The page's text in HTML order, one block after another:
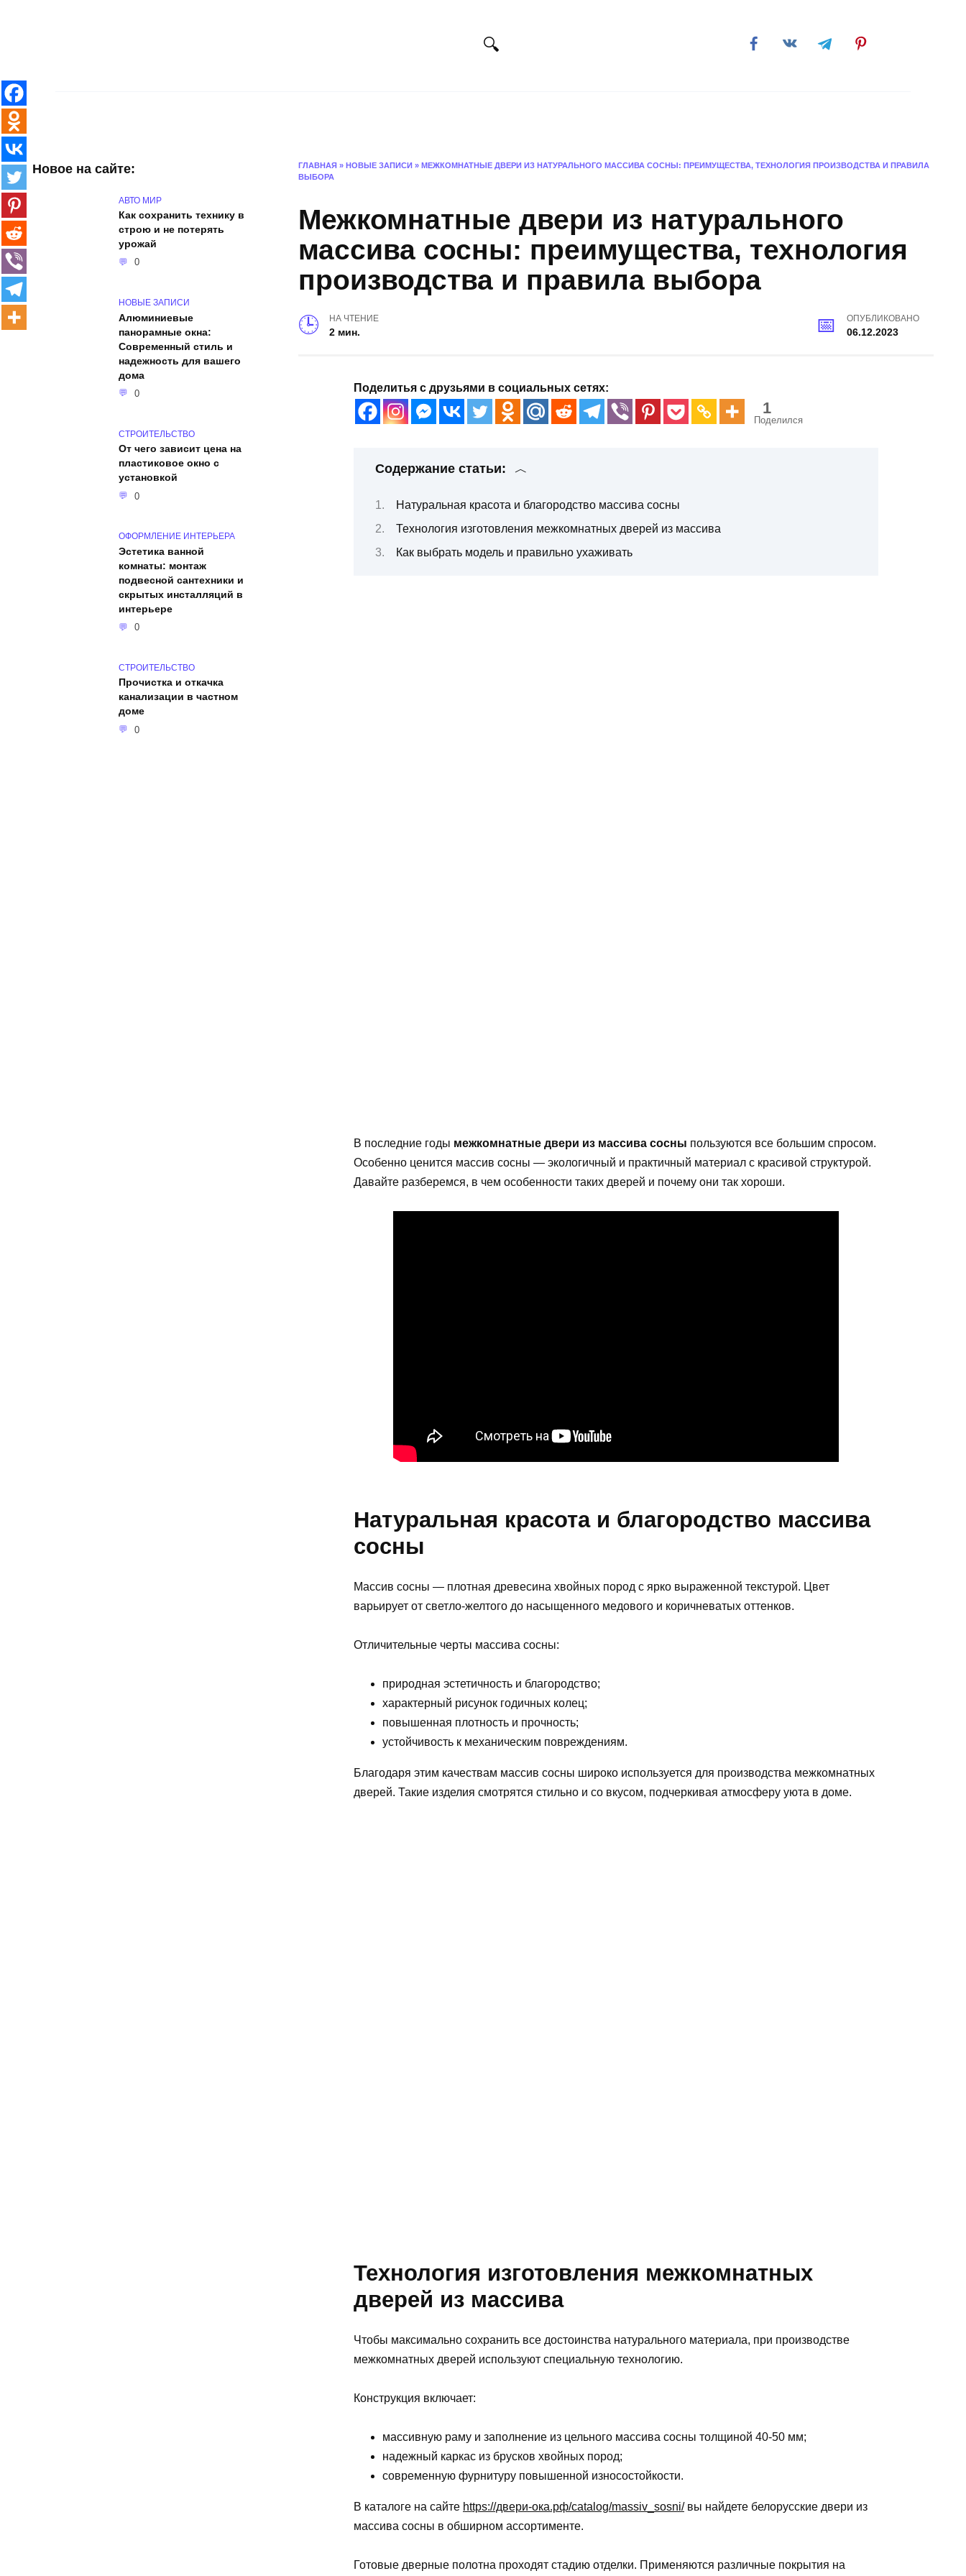
ГЛАВНАЯ » НОВЫЕ ЗАПИСИ » МЕЖКОМНАТНЫЕ ДВЕРИ ИЗ НАТУРАЛЬНОГО МАССИВА СОСНЫ: ПРЕИМУЩЕСТВА, ТЕХНОЛОГИЯ ПРОИЗВОДСТВА И ПРАВИЛА
ВЫБОРА
Межкомнатные двери из натурального
массива сосны: преимущества, технология
производства и правила выбора
НА ЧТЕНИЕ
2 мин.
ОПУБЛИКОВАНО
06.12.2023
Поделитья с друзьями в социальных сетях:
1
Поделился
Содержание статьи:
Натуральная красота и благородство массива сосны
Технология изготовления межкомнатных дверей из массива
Как выбрать модель и правильно ухаживать
В последние годы межкомнатные двери из массива сосны пользуются все большим спросом.
Особенно ценится массив сосны — экологичный и практичный материал с красивой структурой.
Давайте разберемся, в чем особенности таких дверей и почему они так хороши.
Натуральная красота и благородство массива
сосны
Массив сосны — плотная древесина хвойных пород с ярко выраженной текстурой. Цвет
варьирует от светло-желтого до насыщенного медового и коричневатых оттенков.
Отличительные черты массива сосны:
природная эстетичность и благородство;
характерный рисунок годичных колец;
повышенная плотность и прочность;
устойчивость к механическим повреждениям.
Благодаря этим качествам массив сосны широко используется для производства межкомнатных
дверей. Такие изделия смотрятся стильно и со вкусом, подчеркивая атмосферу уюта в доме.
Технология изготовления межкомнатных
дверей из массива
Чтобы максимально сохранить все достоинства натурального материала, при производстве
межкомнатных дверей используют специальную технологию.
Конструкция включает:
массивную раму и заполнение из цельного массива сосны толщиной 40-50 мм;
надежный каркас из брусков хвойных пород;
современную фурнитуру повышенной износостойкости.
В каталоге на сайте https://двери-ока.рф/catalog/massiv_sosni/вы найдете белорусские двери из
массива сосны в обширном ассортименте.
Готовые дверные полотна проходят стадию отделки. Применяются различные покрытия на
Новое на сайте:
АВТО МИР
Как сохранить технику в
строю и не потерять
урожай
0
НОВЫЕ ЗАПИСИ
Алюминиевые
панорамные окна:
Современный стиль и
надежность для вашего
дома
0
СТРОИТЕЛЬСТВО
От чего зависит цена на
пластиковое окно с
установкой
0
ОФОРМЛЕНИЕ ИНТЕРЬЕРА
Эстетика ванной
комнаты: монтаж
подвесной сантехники и
скрытых инсталляций в
интерьере
0
СТРОИТЕЛЬСТВО
Прочистка и откачка
канализации в частном
доме
0